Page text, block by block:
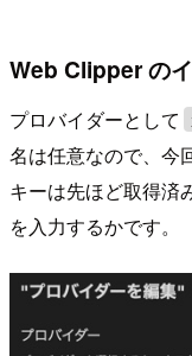
Web Clipper の
プロバイダーとして
名は任意なので、今
キーは先ほど取得済
を入力するかです。